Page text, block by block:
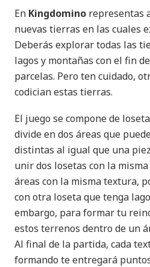
En Kingdomino representas
nuevas tierras en las cuales
Deberás explorar todas las
lagos y montañas con el fin
parcelas. Pero ten cuidado,
codician estas tierras.
El juego se compone de
divide en dos áreas que
distintas al igual que una
unir dos losetas con la
áreas con la misma textura,
con otra loseta que tenga
embargo, para formar tu
estos terrenos dentro de un
Al final de la partida, cada
formando te entregará